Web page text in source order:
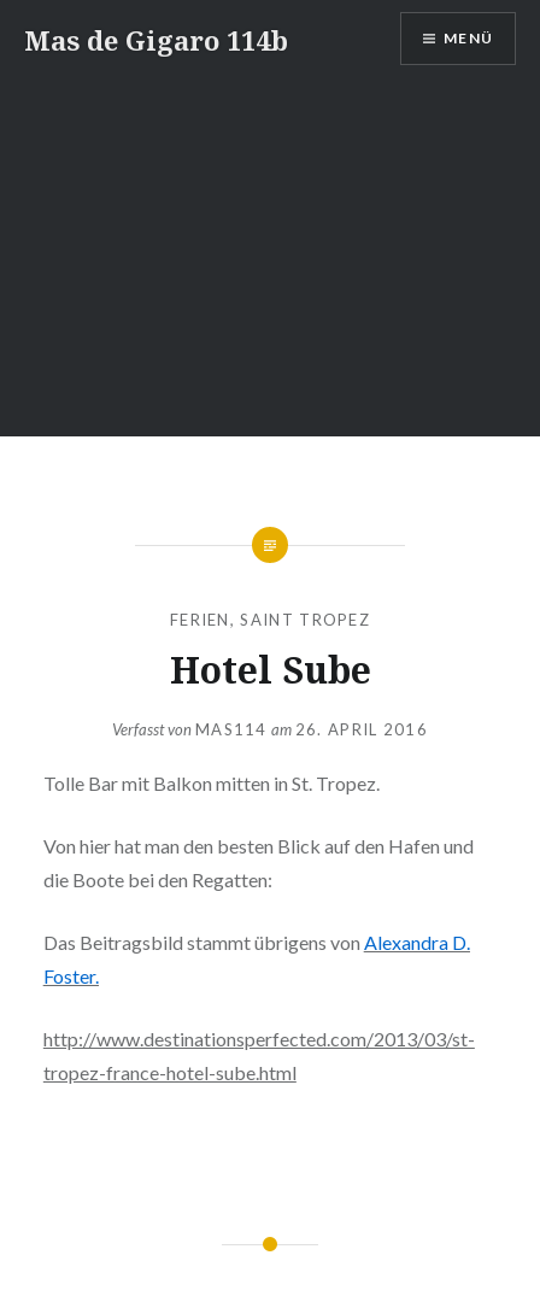
InhaltMas de Gigaro 114b MENÜ
FERIEN,SAINT TROPEZ
Hotel Sube
Verfasst vonMAS114 am 26. APRIL 2016
Tolle Bar mit Balkon mitten in St. Tropez.
Von hier hat man den besten Blick auf den Hafen und
die Boote bei den Regatten:
Das Beitragsbild stammt übrigens von Alexandra D.
Foster.
http://www.destinationsperfected.com/2013/03/st-
tropez-france-hotel-sube.html
Beitragsnavigation